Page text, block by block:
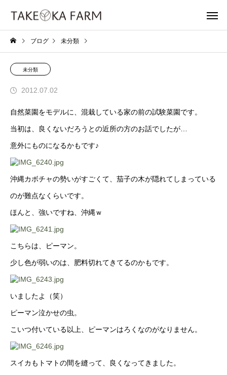
ブログ 未分類
未分類
2012.07.02
自然菜園をモデルに、混栽している家の前の試験菜園です。
当初は、良くないだろうとの近所の方のお話でしたが…
意外にものになるかもです♪
沖縄カボチャの勢いがすごくて、茄子の木が隠れてしまっている
のが難点なくらいです。
ほんと、強いですね、沖縄ｗ
こちらは、ピーマン。
少し色が弱いのは、肥料切れてきてるのかもです。
いましたよ（笑）
ピーマン泣かせの虫。
こいつ付いている以上、ピーマンはろくなのがなりません。
スイカもトマトの間を縫って、良くなってきました。